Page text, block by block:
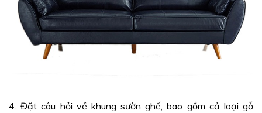
4. Đặt câu hỏi về khung sườn ghế, bao gồm cả loại gỗ